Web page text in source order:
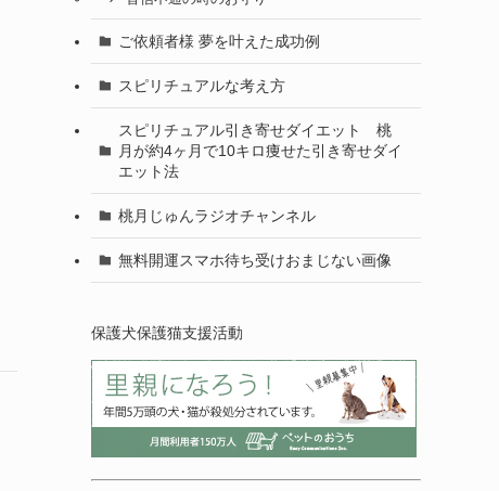
ご依頼者様 夢を叶えた成功例
スピリチュアルな考え方
スピリチュアル引き寄せダイエット 桃
月が約4ヶ月で10キロ痩せた引き寄せダイ
エット法
桃月じゅんラジオチャンネル
無料開運スマホ待ち受けおまじない画像
保護犬保護猫支援活動